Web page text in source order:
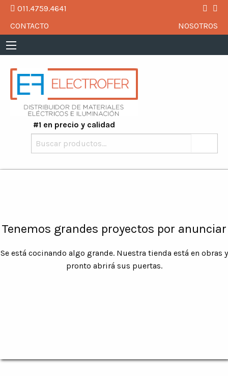
011.4759.4641
CONTACTO
NOSOTROS
#1 en precio y calidad
Tenemos grandes proyectos por anunciar
Se está cocinando algo grande. Nuestra tienda está en obras y
pronto abrirá sus puertas.